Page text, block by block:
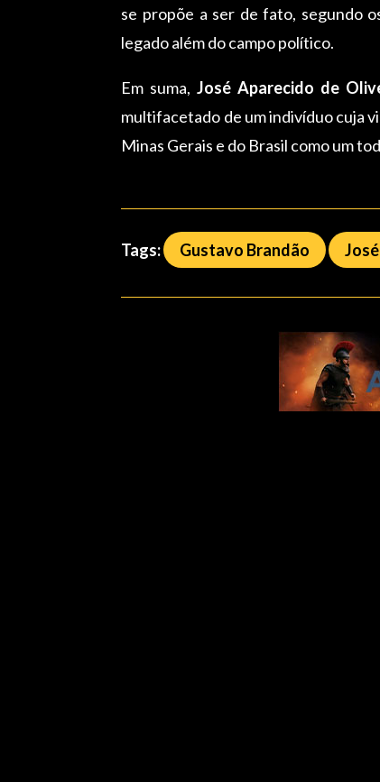
se propõe a ser de fato, segundo
legado além do campo político.
Em suma,José Aparecido de
multifacetado de um indivíduo cuja
Minas Gerais e do Brasil como um
Tags: Gustavo Brandão